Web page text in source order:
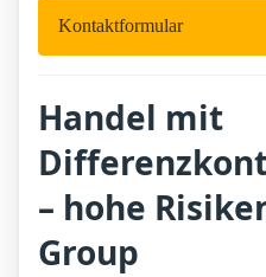
Kontaktformular
Handel mit
– hohe
Group